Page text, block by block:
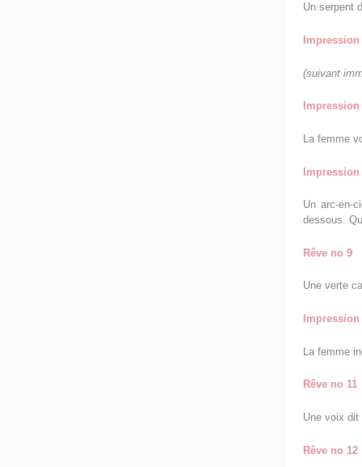
Un serpent
(suivant
La femme
Un arc-en-
dessous.
Rêve no 9
Une verte
La femme
Rêve no 11
Une voix
Rêve no 12